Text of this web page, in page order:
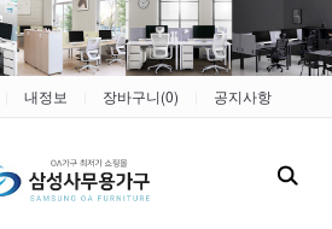
내정보 장바구니(0) 공지사항